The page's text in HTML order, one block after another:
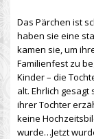
Das Pärchen ist
haben sie eine
kamen sie, um
Familienfest zu
Kinder – die
alt. Ehrlich
ihrer Tochter
keine
wurde…Jetzt